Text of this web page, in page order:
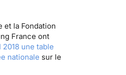
et la Fondation
France ont
une table
nationale sur le